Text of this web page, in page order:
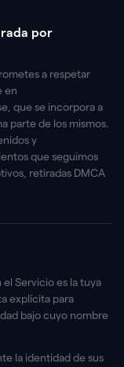
por
a respetar
en
que se incorpora a
parte de los mismos.
y
que seguimos
retiradas DMCA
Servicio es la tuya
explícita para
bajo cuyo nombre
la identidad de sus